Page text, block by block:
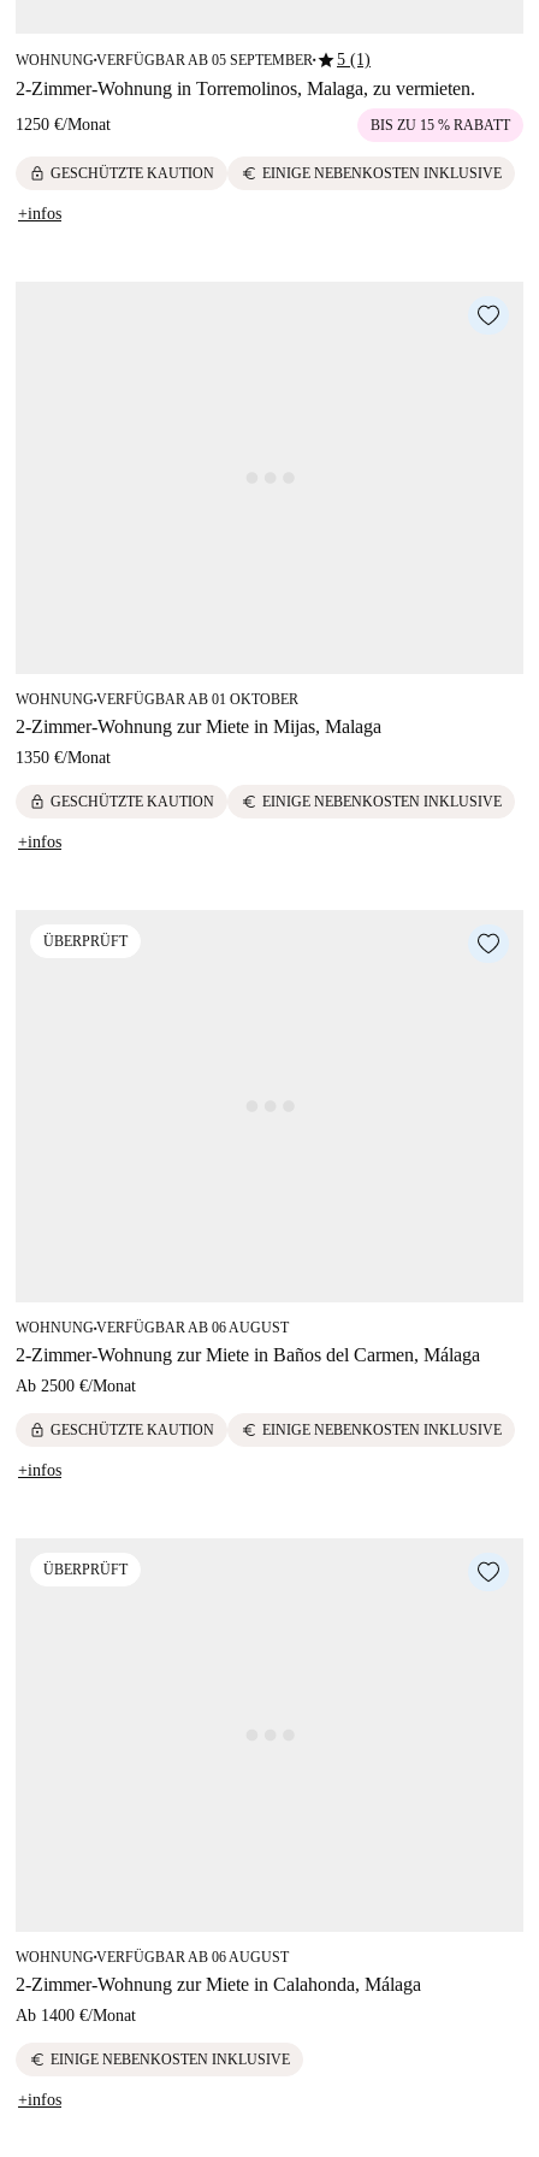
WOHNUNG■VERFÜGBAR AB 05 SEPTEMBER■star5 (1)
2-Zimmer-Wohnung in Torremolinos, Malaga, zu vermieten.
1250 €/Monat BIS ZU 15 % RABATT
lock GESCHÜTZTE KAUTION euro EINIGE NEBENKOSTEN INKLUSIVE
+infos
WOHNUNG■VERFÜGBAR AB 01 OKTOBER
2-Zimmer-Wohnung zur Miete in Mijas, Malaga
1350 €/Monat
lock GESCHÜTZTE KAUTION euro EINIGE NEBENKOSTEN INKLUSIVE
+infos
ÜBERPRÜFT
WOHNUNG■VERFÜGBAR AB 06 AUGUST
2-Zimmer-Wohnung zur Miete in Baños del Carmen, Málaga
Ab 2500 €/Monat
lock GESCHÜTZTE KAUTION euro EINIGE NEBENKOSTEN INKLUSIVE
+infos
ÜBERPRÜFT
WOHNUNG■VERFÜGBAR AB 06 AUGUST
2-Zimmer-Wohnung zur Miete in Calahonda, Málaga
Ab 1400 €/Monat
euro EINIGE NEBENKOSTEN INKLUSIVE
+infos